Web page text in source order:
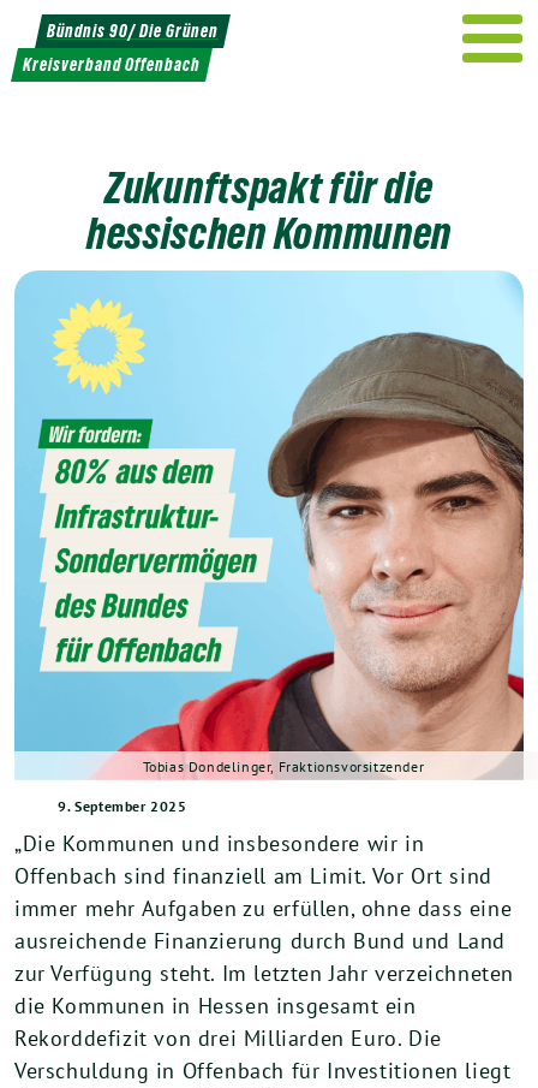
Weiter
zum
Inhalt
Bündnis 90/ Die Grünen
Kreisverband Offenbach
Zukunftspakt für die
hessischen Kommunen
Tobias Dondelinger, Fraktionsvorsitzender
9. September 2025
„Die Kommunen und insbesondere wir in
Offenbach sind finanziell am Limit. Vor Ort sind
immer mehr Aufgaben zu erfüllen, ohne dass eine
ausreichende Finanzierung durch Bund und Land
zur Verfügung steht. Im letzten Jahr verzeichneten
die Kommunen in Hessen insgesamt ein
Rekorddefizit von drei Milliarden Euro. Die
Verschuldung in Offenbach für Investitionen liegt